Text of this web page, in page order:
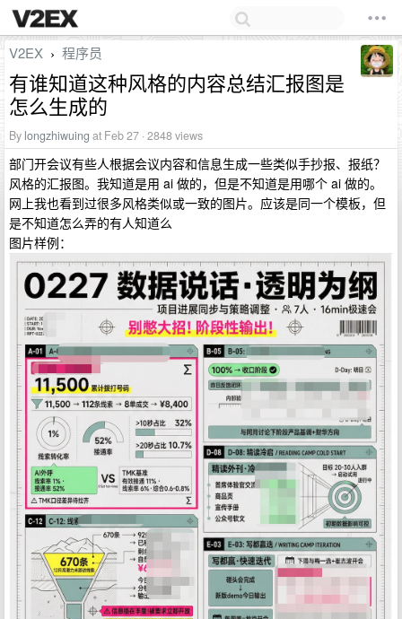
V2EX › 程序员
有谁知道这种风格的内容总结汇报图是
怎么生成的
By longzhiwuing at Feb 27 · 2848 views
部门开会议有些人根据会议内容和信息生成一些类似手抄报、报纸？
风格的汇报图。我知道是用 ai 做的，但是不知道是用哪个 ai 做的。
网上我也看到过很多风格类似或一致的图片。应该是同一个模板，但
是不知道怎么弄的有人知道么
图片样例：